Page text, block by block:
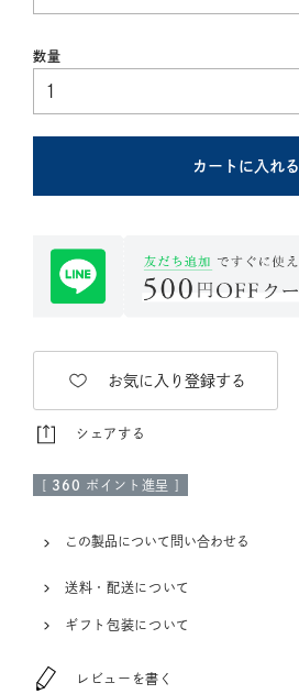
カートに入れる
お気に入り登録する
シェアする
360 ポイント進呈 ]
この製品について問い合わせる
送料・配送について
ギフト包装について
レビューを書く